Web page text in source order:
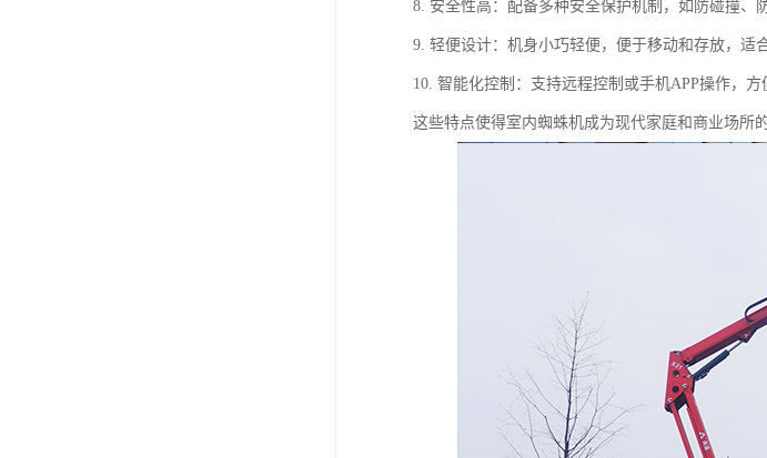
8. 安全性高：配备多种安全保护机制，如防碰撞、
9. 轻便设计：机身小巧轻便，便于移动和存放，适
10. 智能化控制：支持远程控制或手机APP操作，方
这些特点使得室内蜘蛛机成为现代家庭和商业场所